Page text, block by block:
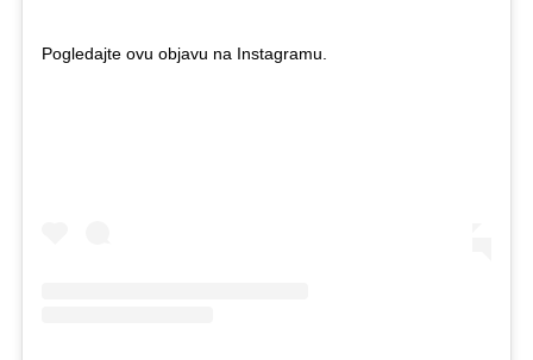
Pogledajte ovu objavu na Instagramu.